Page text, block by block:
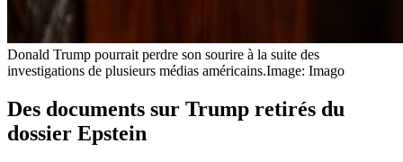
Donald Trump pourrait perdre son sourire à la suite des
investigations de plusieurs médias américains.Image: Imago
Des documents sur Trump retirés du
dossier Epstein